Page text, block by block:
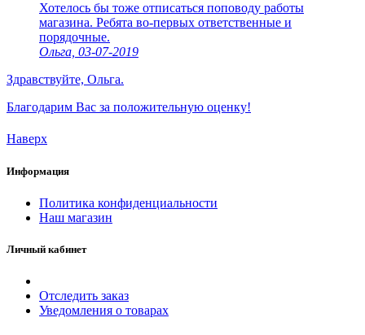
Хотелось бы тоже отписаться поповоду работы
магазина. Ребята во-первых ответственные и
порядочные.
Ольга, 03-07-2019
Здравствуйте, Ольга.
Благодарим Вас за положительную оценку!
Наверх
Информация
Политика конфиденциальности
Наш магазин
Личный кабинет
Отследить заказ
Уведомления о товарах